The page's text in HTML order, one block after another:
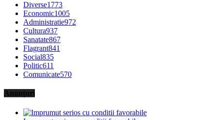
Diverse1773
Economic1005
Administratie972
Cultura937
Sanatate867
Flagrant841
Social835
Politic611
Comunicate570
Anunțuri